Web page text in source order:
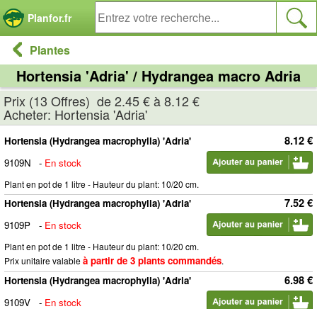
Planfor.fr
Plantes
Hortensia 'Adria' / Hydrangea macro Adria
Prix (13 Offres) de 2.45 € à 8.12 €
Acheter: Hortensia 'Adria'
8.12 €
Hortensia (Hydrangea macrophylla) 'Adria'
9109N
- En stock
Plant en pot de 1 litre - Hauteur du plant: 10/20 cm.
7.52 €
Hortensia (Hydrangea macrophylla) 'Adria'
9109P
- En stock
Plant en pot de 1 litre - Hauteur du plant: 10/20 cm.
Prix unitaire valableà partir de 3 plants commandés.
6.98 €
Hortensia (Hydrangea macrophylla) 'Adria'
9109V
- En stock
Panneau de gestion des cookies